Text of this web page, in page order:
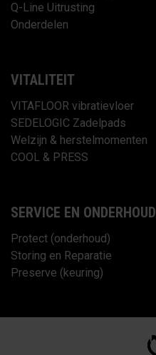
Q-Line Uitrusting
Onderdelen
VITALITEIT
VITAFLOOR vibratievloer
SEDELOGIC Zadelpads
Welzijn & herstelmomenten
COOL & PRESS
SERVICE EN ONDERHOUD
Protect (onderhoud)
Storing en Reparatie
Preserve (keuring)